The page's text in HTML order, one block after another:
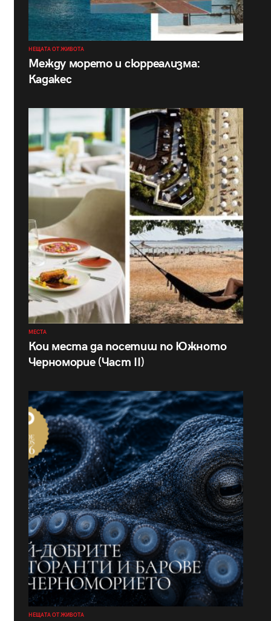
НЕЩАТА ОТ ЖИВОТА
Между морето и сюрреализма:
Кадакес
МЕСТА
Кои места да посетиш по Южното
Черноморие (Част II)
НЕЩАТА ОТ ЖИВОТА